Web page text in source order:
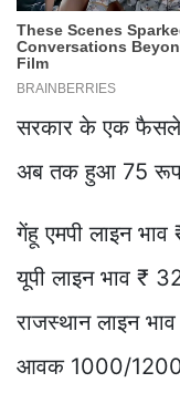
सरकार के एक फैसले
अब तक हुआ 75
गेंहू एमपी लाइन
यूपी लाइन भाव ₹
राजस्थान लाइन
आवक 1000/1200